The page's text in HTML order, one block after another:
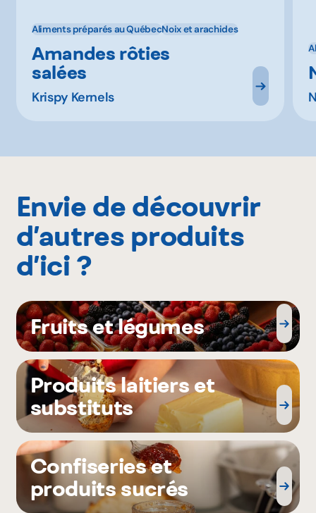
Aliments préparés au QuébecNoix et arachides
Amandes rôties
salées
Krispy Kernels
Envie de découvrir
d’autres produits
d’ici ?
Fruits et légumes
Produits laitiers et
substituts
Confiseries et
produits sucrés